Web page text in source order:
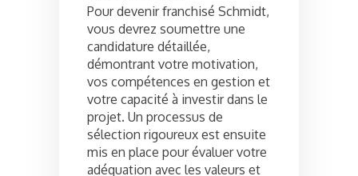
Pour devenir franchisé Schmidt,
vous devrez soumettre une
candidature détaillée,
démontrant votre motivation,
vos compétences en gestion et
votre capacité à investir dans le
projet. Un processus de
sélection rigoureux est ensuite
mis en place pour évaluer votre
adéquation avec les valeurs et